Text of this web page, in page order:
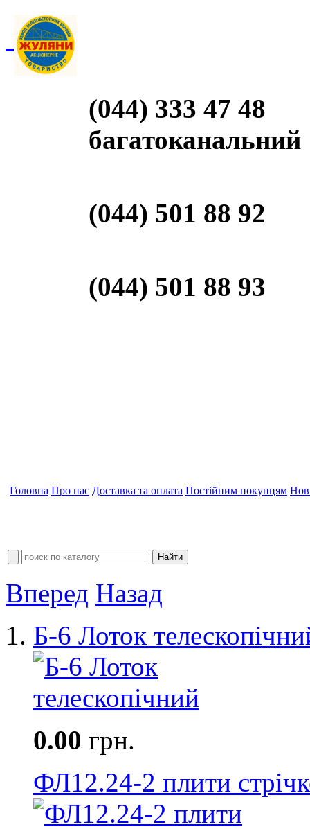
(044) 333 47 48
багатоканальний
(044) 501 88 92
(044) 501 88 93
Головна Про нас Доставка та оплата Постійним покупцям
Вперед Назад
Б-6 Лоток
0.00 грн.
ФЛ12.24-2 плити